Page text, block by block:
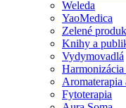
Weleda
YaoMedica
Zelené
Knihy a
Vydymovadlá
Aromaterapia
Fytoterapia